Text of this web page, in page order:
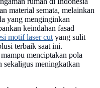
material semata, melainkan
yang menginginkan
keindahan fasad
motif laser cutyang sulit
terbaik saat ini.
menciptakan pola
sekaligus meningkatkan